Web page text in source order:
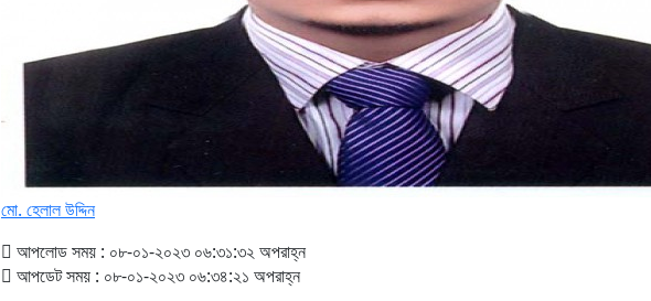
মো. হেলাল উদ্দিন
আপলোড সময় : ০৮-০১-২০২৩ ০৬:৩১:৩২ অপরাহ্ন
আপডেট সময় : ০৮-০১-২০২৩ ০৬:৩৪:২১ অপরাহ্ন